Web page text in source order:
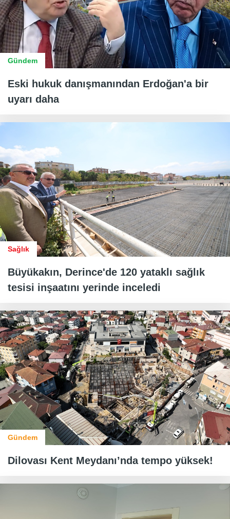
Gündem
Eski hukuk danışmanından Erdoğan'a bir
uyarı daha
Sağlık
Büyükakın, Derince'de 120 yataklı sağlık
tesisi inşaatını yerinde inceledi
Gündem
Dilovası Kent Meydanı’nda tempo yüksek!